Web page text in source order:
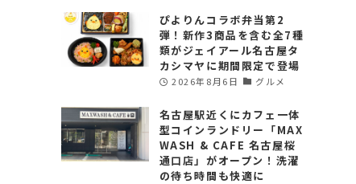
ぴよりんコラボ弁当第2
弾！新作3商品を含む全7種
類がジェイアール名古屋タ
カシマヤに期間限定で登場
2026年8月6日 グルメ
名古屋駅近くにカフェ一体
型コインランドリー「MAX
WASH & CAFE 名古屋桜
通口店」がオープン！洗濯
の待ち時間も快適に